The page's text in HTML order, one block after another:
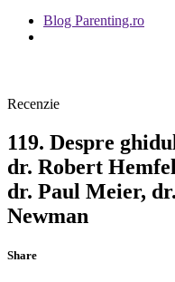
Blog Parenting.ro
Recenzie
119. Despre
dr. Robert
dr. Paul Meier,
Newman
Share